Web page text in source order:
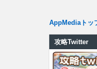
AppMediaトッ
攻略Twitter